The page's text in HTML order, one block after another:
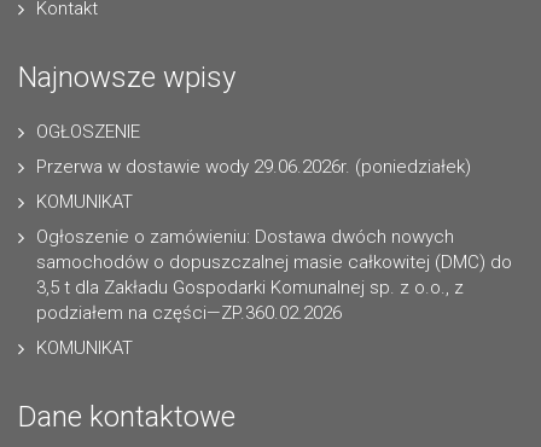
Kontakt
Najnowsze wpisy
OGŁOSZENIE
Przerwa w dostawie wody 29.06.2026r. (poniedziałek)
KOMUNIKAT
Ogłoszenie o zamówieniu: Dostawa dwóch nowych
samochodów o dopuszczalnej masie całkowitej (DMC) do
3,5 t dla Zakładu Gospodarki Komunalnej sp. z o.o., z
podziałem na części—ZP.360.02.2026
KOMUNIKAT
Dane kontaktowe